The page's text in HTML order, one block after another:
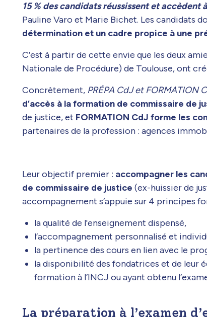
15 % des candidats réussissent et accèdent
Pauline Varo et Marie Bichet. Les candidats
détermination et un cadre propice à une
C’est à partir de cette envie que les deux
Nationale de Procédure) de Toulouse, ont
Concrètement, PRÉPA CdJ et FORMATION
d’accès à la formation de commissaire de
de justice, et FORMATION CdJ forme les
partenaires de la profession : agences
Leur objectif premier : accompagner les
de commissaire de justice (ex-huissier de
accompagnement s’appuie sur 4 principes
la qualité de l'enseignement dispensé,
l’accompagnement personnalisé et
la pertinence des cours en lien avec le
la disponibilité des fondatrices et de leur
formation à l’INCJ ou ayant obtenu
La préparation à l’examen